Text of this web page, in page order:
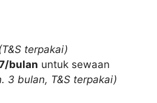
terpakai)
bulan untuk sewaan
3 bulan, T&S terpakai)